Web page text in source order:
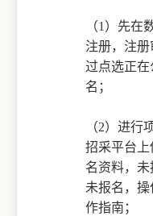
（1） 先在
注册，注
过点选正
名；
（2） 进行
招采平台
名资料，
未报名，
作指南；